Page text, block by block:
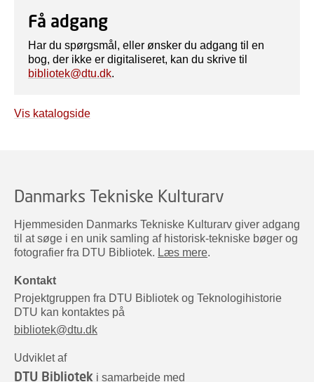
Få adgang
Har du spørgsmål, eller ønsker du adgang til en
bog, der ikke er digitaliseret, kan du skrive til
bibliotek@dtu.dk.
Vis katalogside
Danmarks Tekniske Kulturarv
Hjemmesiden Danmarks Tekniske Kulturarv giver adgang
til at søge i en unik samling af historisk-tekniske bøger og
fotografier fra DTU Bibliotek. Læs mere.
Kontakt
Projektgruppen fra DTU Bibliotek og Teknologihistorie
DTU kan kontaktes på
bibliotek@dtu.dk
Udviklet af
DTU Bibliotek i samarbejde med